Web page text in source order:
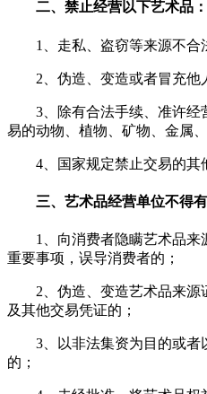
二、禁止经营以下艺术品：
1、走私、盗窃等来源不合
2、伪造、变造或者冒充他
3、除有合法手续、准许
易的动物、植物、矿物、金属
4、国家规定禁止交易的其
三、艺术品经营单位不得
1、向消费者隐瞒艺术品
重要事项，误导消费者的；
2、伪造、变造艺术品来
及其他交易凭证的；
3、以非法集资为目的或
的；